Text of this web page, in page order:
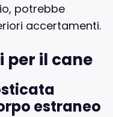
potrebbe
accertamenti.
per il cane
estraneo